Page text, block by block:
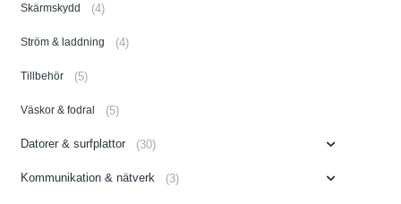
Skärmskydd (4)
Ström & laddning (4)
Tillbehör (5)
Väskor & fodral (5)
Datorer & surfplattor (30)
Kommunikation & nätverk (3)